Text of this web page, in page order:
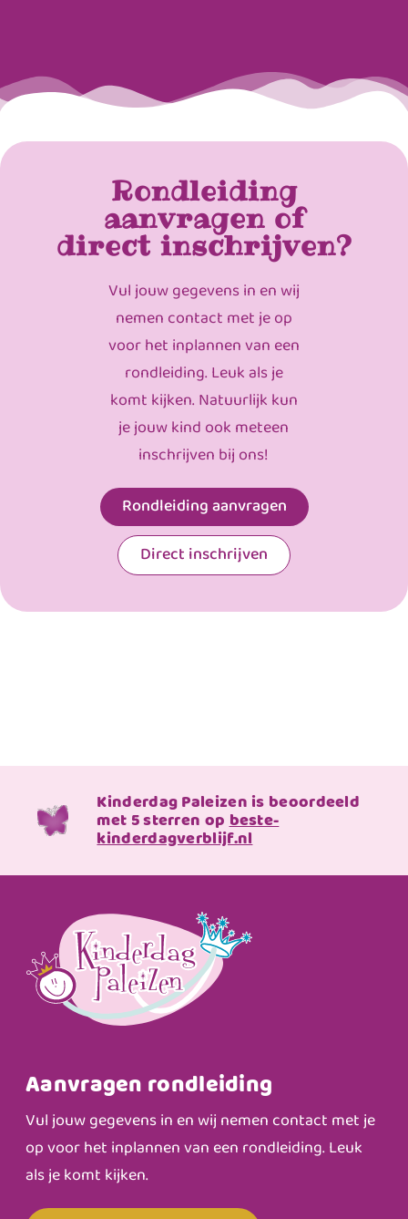
Rondleiding
aanvragen of
direct inschrijven?
Vul jouw gegevens in en wij
nemen contact met je op
voor het inplannen van een
rondleiding. Leuk als je
komt kijken. Natuurlijk kun
je jouw kind ook meteen
inschrijven bij ons!
Rondleiding aanvragen
Direct inschrijven
Kinderdag Paleizen is beoordeeld
met 5 sterren opbeste-
kinderdagverblijf.nl
Aanvragen rondleiding
Vul jouw gegevens in en wij nemen contact met je
op voor het inplannen van een rondleiding. Leuk
als je komt kijken.